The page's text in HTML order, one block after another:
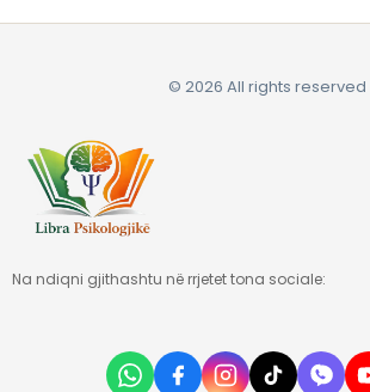
© 2026 All rights reserved
Na ndiqni gjithashtu në rrjetet tona sociale: